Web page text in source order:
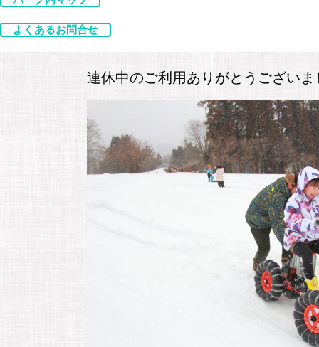
よくあるお問合せ
連休中のご利用ありがとうございま